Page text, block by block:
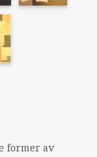
former av